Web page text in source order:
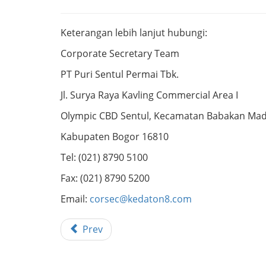
Keterangan lebih lanjut hubungi:
Corporate Secretary Team
PT Puri Sentul Permai Tbk.
Jl. Surya Raya Kavling Commercial Area I
Olympic CBD Sentul, Kecamatan Babakan
Kabupaten Bogor 16810
Tel: (021) 8790 5100
Fax: (021) 8790 5200
Email: corsec@kedaton8.com
Prev